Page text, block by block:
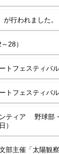
行われました。
28）
トフェスティバ
トフェスティバ
ティア 野球部
）
主催「太陽観